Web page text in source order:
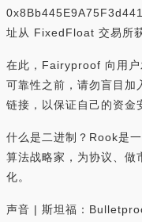
址从 FixedFloat 交易所
在此，Fairyproof 向用户
可靠性之前，请勿盲目加
链接，以保证自己的资
什么是二进制？Rook是
算法战略家，为协议、做
化。
声音 | 斯坦福：